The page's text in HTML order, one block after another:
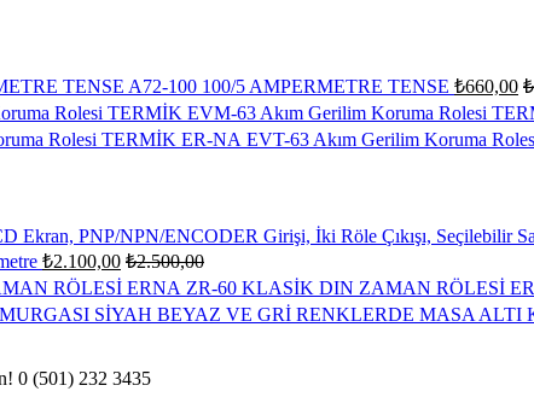
A72-100 100/5 AMPERMETRE TENSE ₺660,00 ₺
EVM-63 Akım Gerilim Koruma Rolesi
EVT-63 Akım Gerilim Koruma
₺2.100,00 ₺2.500,00
ZR-60 KLASİK DIN ZAMAN RÖLESİ
MASA ALTI
0 (501) 232 3435